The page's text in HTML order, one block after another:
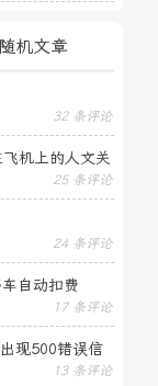
随机文章
32 条评论
机上的人文关
25 条评论
24 条评论
自动扣费
17 条评论
现500错误信
13 条评论